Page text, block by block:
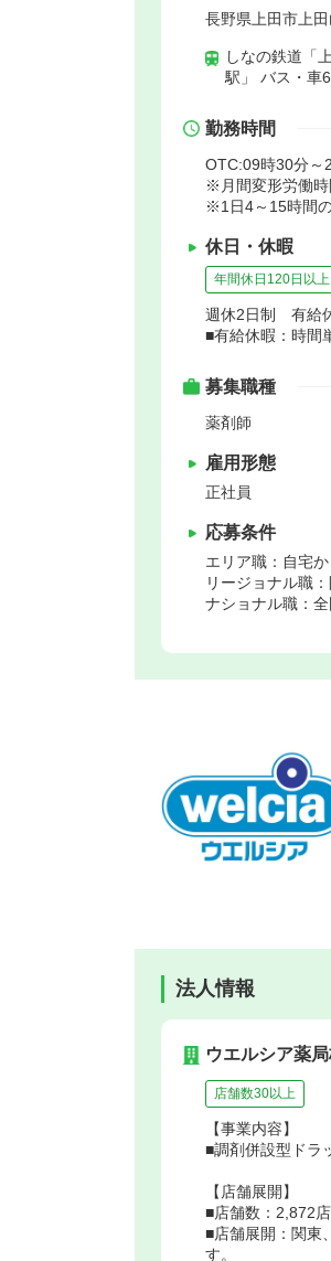
長野県上田市上
しなの鉄道「
駅」 バス・車
勤務時間
OTC:09時30分～
※月間変形労働時
※1日4～15時間
休日・休暇
年間休日120日以上
週休2日制 有給
■有給休暇：時間
募集職種
薬剤師
雇用形態
正社員
応募条件
エリア職：自宅
リージョナル職
ナショナル職：
法人情報
ウエルシア薬
店舗数30以上
【事業内容】
■調剤併設型ドラ
【店舗展開】
■店舗数：2,872
■店舗展開：関東
す。